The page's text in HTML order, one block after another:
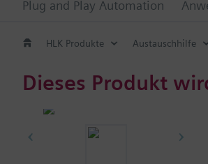
Plug and Play Automation
HLK Produkte Austauschhilfe
Dieses Produkt